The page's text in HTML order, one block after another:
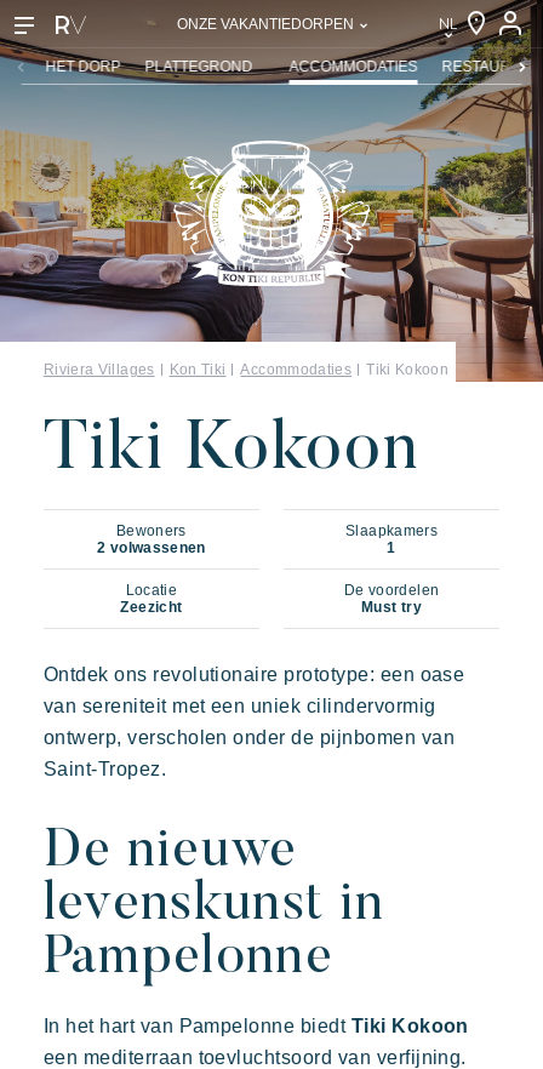
NL
NL
EN
FR
DE
IT
ONZE VAKANTIEDORPEN
Onze vakantiedorpen
De Riviera Villages ervaring
HET DORP PLATTEGROND ACCOMMODATIES
Riviera Villages Kon Tiki Accommodaties Tiki Kokoon
Tiki Kokoon
Bewoners
2 volwassenen
Slaapkamers
1
Locatie
Zeezicht
De voordelen
Must try
Ontdek ons revolutionaire prototype: een oase
van sereniteit met een uniek cilindervormig
ontwerp, verscholen onder de pijnbomen van
Saint-Tropez.
De nieuwe
levenskunst in
Pampelonne
In het hart van Pampelonne biedt Tiki Kokoon
een mediterraan toevluchtsoord van verfijning.